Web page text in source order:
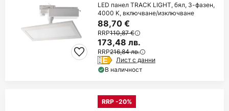
LED панел TRACK LIGHT, бял, 3-фазен,
4000 K, включване/изключване
88,70 €
RRP110,87 €
173,48 лв.
RRP216,84 лв.
Лист с данни
В наличност
RRP -20%